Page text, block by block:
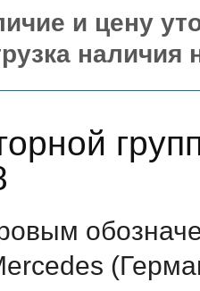
и цену
наличия